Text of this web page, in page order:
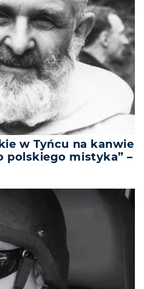
w Tyńcu na kanwie
polskiego mistyka” –